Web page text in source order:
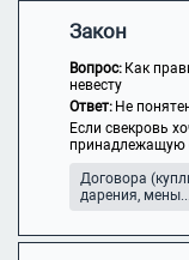
Закон
Вопрос: Как
невесту
Ответ: Не
Если свекровь
принадлежащую
Договора
дарения,